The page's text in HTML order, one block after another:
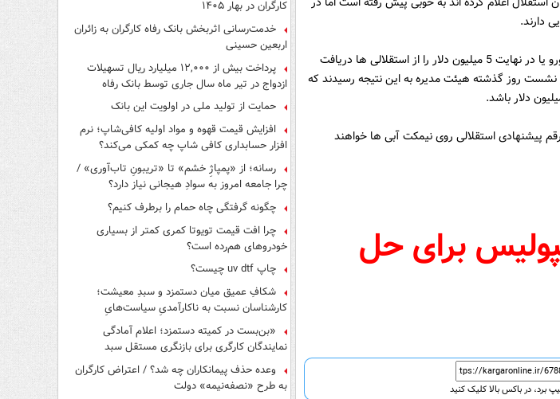
دارند.
فاتح تریم در نظر دارند سالانه حدود 4 میلیون یورو یا در نهایت 5 میلیون دلار را از استقلالی ها دریافت
نشست روز گذشته هیئت مدیره به این نتیجه رسیدند که
رقم پیشنهادی استقلالی روی نیمکت آبی ها خواهند
برای حل
برد، در باکس بالا کلیک کنید
کارگران در بهار ۱۴۰۵
خدمت‌رسانی اثربخش بانک رفاه کارگران به زائران
اربعین حسینی
پرداخت بیش از ۱۲,۰۰۰ میلیارد ریال تسهیلات
ازدواج در تیر ماه سال جاری توسط بانک رفاه
کارگران
حمایت از تولید ملی در اولویت این بانک
افزایش قیمت قهوه و مواد اولیه کافی‌شاپ؛ نرم
افزار حسابداری کافی شاپ چه کمکی می‌کند؟
رسانه؛ از «پمپاژِ خشم» تا «تریبونِ تاب‌آوری» /
چرا جامعه امروز به سوادِ هیجانی نیاز دارد؟
چگونه گرفتگی چاه حمام را برطرف کنیم؟
چرا افت قیمت تویوتا کمری کمتر از بسیاری
خودروهای هم‌رده است؟
چاپ uv dtf چیست؟
شکافِ عمیق میان دستمزد و سبدِ معیشت؛
کارشناسان نسبت به ناکارآمدیِ سیاست‌هایِ
حمایتی هشدار دادند
«بن‌بست در کمیته دستمزد؛ اعلام آمادگی
نمایندگان کارگری برای بازنگری مستقل سبد
وعده حذف پیمانکاران چه شد؟ / اعتراض کارگران
به طرح «نصفه‌نیمه» دولت